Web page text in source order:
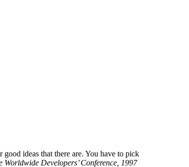
ideas that there are. You have to pick
Worldwide Developers’ Conference, 1997